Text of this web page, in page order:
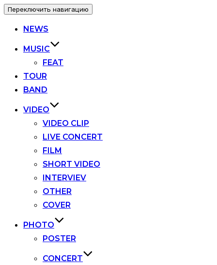
Переключить навигацию
NEWS
MUSIC
FEAT
TOUR
BAND
VIDEO
VIDEO CLIP
LIVE CONCERT
FILM
SHORT VIDEO
INTERVIEV
OTHER
COVER
PHOTO
POSTER
CONCERT